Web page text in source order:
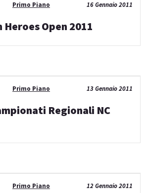
16 Gennaio 2011
Primo Piano
Heroes Open 2011
13 Gennaio 2011
Primo Piano
Regionali NC
12 Gennaio 2011
Primo Piano